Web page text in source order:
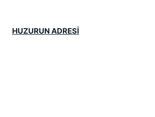
HUZURUN ADRESİ